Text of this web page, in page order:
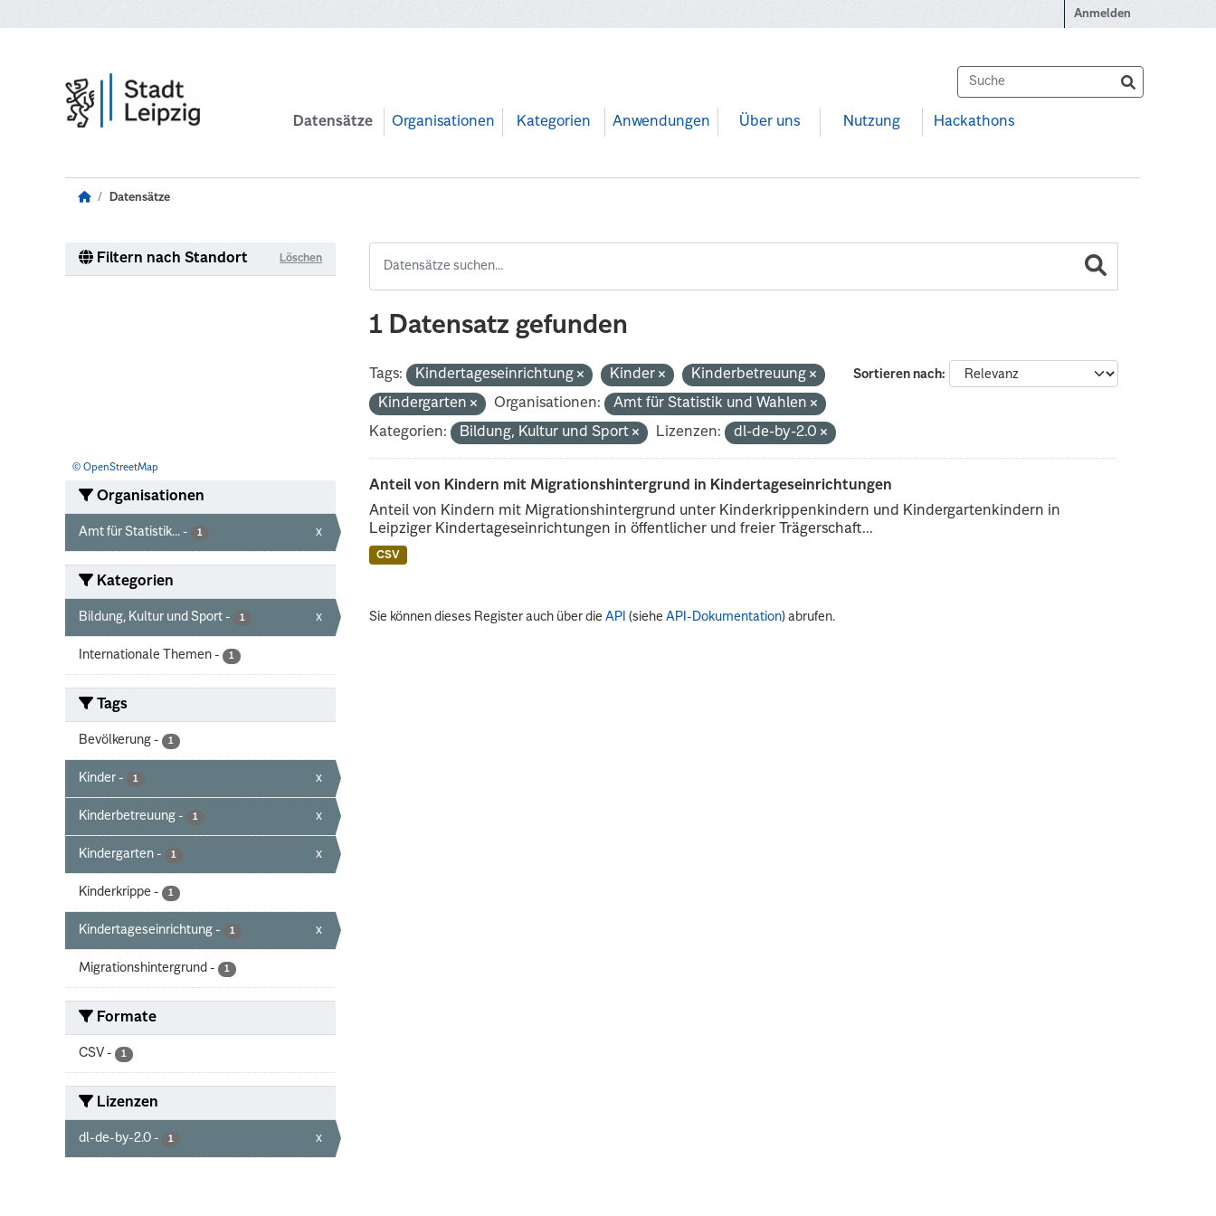
Anmelden
Datensätze Organisationen Kategorien Anwendungen Über uns Nutzung Hackathons
Datensätze
Filtern nach Standort Löschen
© OpenStreetMap
Organisationen
Amt für Statistik... - 1 x
Kategorien
Bildung, Kultur und Sport - 1 x
Internationale Themen - 1
Tags
Bevölkerung - 1
Kinder - 1 x
Kinderbetreuung - 1 x
Kindergarten - 1 x
Kinderkrippe - 1
Kindertageseinrichtung - 1 x
Migrationshintergrund - 1
Formate
CSV - 1
Lizenzen
dl-de-by-2.0 - 1 x
1 Datensatz gefunden
Sortieren nach
Tags: Kindertageseinrichtung Kinder
Kinderbetreuung
Kindergarten
Organisationen:
Amt für Statistik und Wahlen
Kategorien:
Bildung, Kultur und Sport Lizenzen: dl-de-by-2.0
Anteil von Kindern mit Migrationshintergrund in Kindertageseinrichtungen
Anteil von Kindern mit Migrationshintergrund unter Kinderkrippenkindern und Kindergartenkindern in
Leipziger Kindertageseinrichtungen in öffentlicher und freier Trägerschaft...
CSV
Sie können dieses Register auch über dieAPI (sieheAPI-Dokumentation) abrufen.